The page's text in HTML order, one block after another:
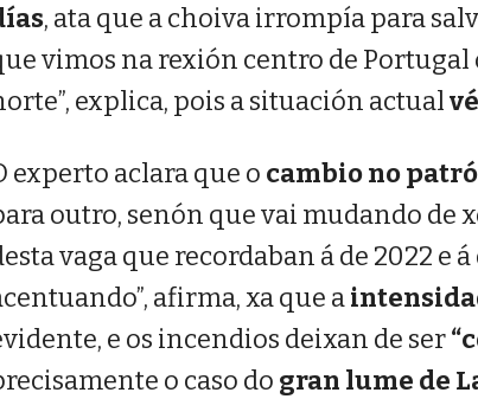
, ata que a choiva irrompía para
vimos na rexión centro de
explica, pois a situación actual
experto aclara que o cambio no
outro, senón que vai mudando de
vaga que recordaban á de 2022 e
afirma, xa que a
e os incendios deixan de ser
o caso do gran lume de